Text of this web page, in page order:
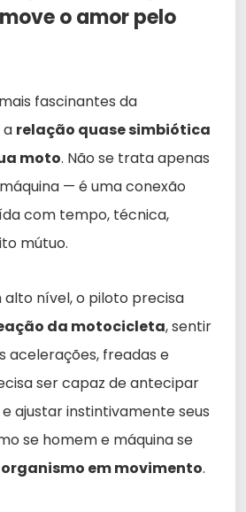
o amor pelo
fascinantes da
a relação quase simbiótica
moto. Não se trata apenas
— é uma conexão
com tempo, técnica,
mútuo.
nível, o piloto precisa
da motocicleta, sentir
acelerações, freadas e
ser capaz de antecipar
ajustar instintivamente seus
se homem e máquina se
organismo em movimento.